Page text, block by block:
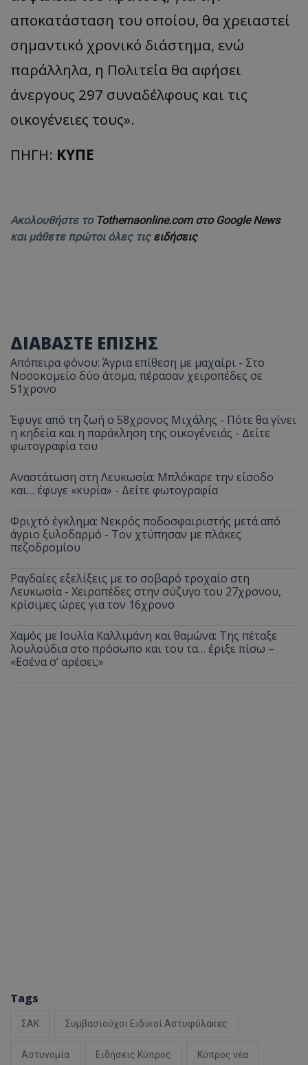
αποκατάσταση του οποίου, θα χρειαστεί
σημαντικό χρονικό διάστημα, ενώ
παράλληλα, η Πολιτεία θα αφήσει
άνεργους 297 συναδέλφους και τις
οικογένειες τους».
ΠΗΓΗ: ΚΥΠΕ
Ακολουθήστε το Tothemaonline.com στο Google News
και μάθετε πρώτοι όλες τις ειδήσεις
ΔΙΑΒΑΣΤΕ ΕΠΙΣΗΣ
Απόπειρα φόνου: Άγρια επίθεση με μαχαίρι - Στο
Νοσοκομείο δύο άτομα, πέρασαν χειροπέδες σε
51χρονο
Έφυγε από τη ζωή ο 58χρονος Μιχάλης - Πότε θα γίνει
η κηδεία και η παράκληση της οικογένειάς - Δείτε
φωτογραφία του
Αναστάτωση στη Λευκωσία: Μπλόκαρε την είσοδο
και… έφυγε «κυρία» - Δείτε φωτογραφία
Φριχτό έγκλημα: Νεκρός ποδοσφαιριστής μετά από
άγριο ξυλοδαρμό - Τον χτύπησαν με πλάκες
πεζοδρομίου
Ραγδαίες εξελίξεις με το σοβαρό τροχαίο στη
Λευκωσία - Χειροπέδες στην σύζυγο του 27χρονου,
κρίσιμες ώρες για τον 16χρονο
Χαμός με Ιουλία Καλλιμάνη και θαμώνα: Της πέταξε
λουλούδια στο πρόσωπο και του τα… έριξε πίσω –
«Εσένα σ’ αρέσει;»
Tags
ΣΑΚ Συμβασιούχοι Ειδικοί Αστυφύλακες
Αστυνομία Ειδήσεις Κύπρος Κύπρος νέα